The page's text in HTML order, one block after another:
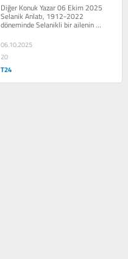
Diğer Konuk Yazar 06 Ekim 2025
Selanik Anlatı, 1912-2022
döneminde Selanikli bir ailenin
mekânlı, çok...
06.10.2025
20
T24